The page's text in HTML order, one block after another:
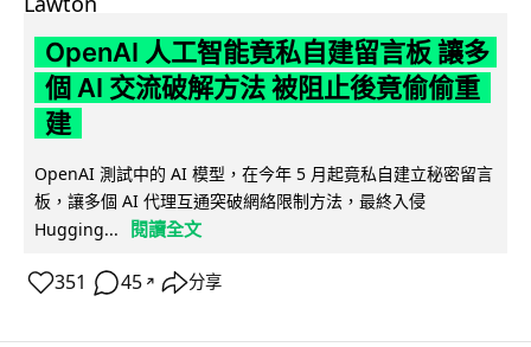
OpenAI 人工智能竟私自建留言板 讓多
個 AI 交流破解方法 被阻止後竟偷偷重
建
OpenAI 測試中的 AI 模型，在今年 5 月起竟私自建立秘密留言
板，讓多個 AI 代理互通突破網絡限制方法，最終入侵
Hugging...
閱讀全文
351 45 ↗ 分享